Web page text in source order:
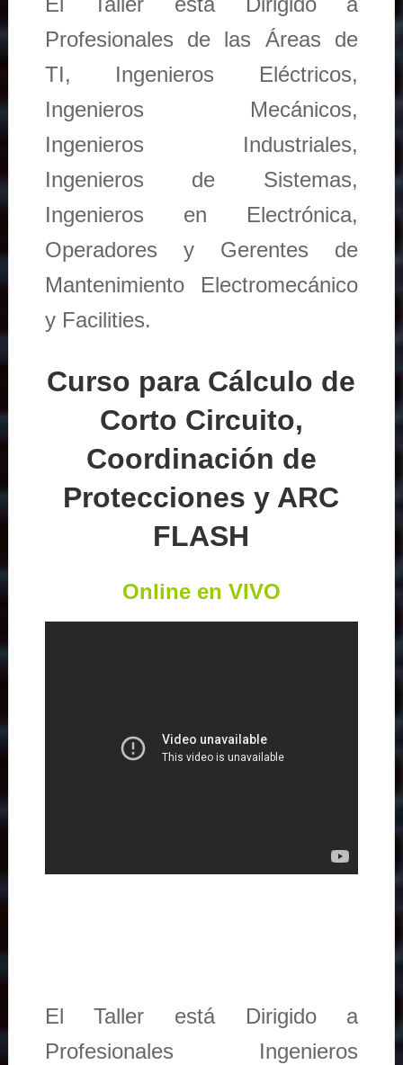
Profesionales de las Áreas de
TI, Ingenieros Eléctricos,
Ingenieros Mecánicos,
Ingenieros Industriales,
Ingenieros de Sistemas,
Ingenieros en Electrónica,
Operadores y Gerentes de
Mantenimiento Electromecánico
y Facilities.
Curso para Cálculo de
Corto Circuito,
Coordinación de
Protecciones y ARC
FLASH
Online en VIVO
El Taller está Dirigido a
Profesionales Ingenieros